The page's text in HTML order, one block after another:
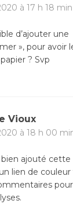
à 17 h 18 min
d’ajouter une
», pour avoir
? Svp
Vioux
à 18 h 00
bien ajouté cette
lien de couleur